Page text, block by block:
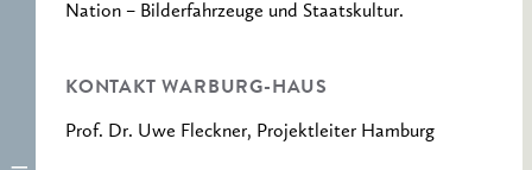
Nation – Bilderfahrzeuge und Staatskultur.
KONTAKT WARBURG-HAUS
Prof. Dr. Uwe Fleckner, Projektleiter Hamburg